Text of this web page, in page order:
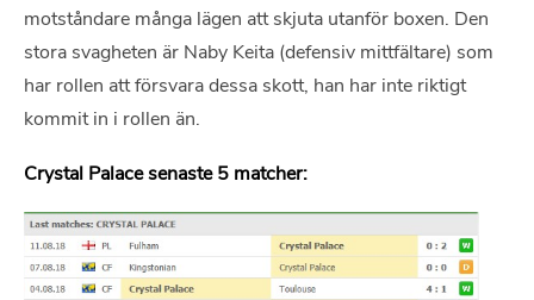
motståndare många lägen att skjuta utanför boxen. Den
stora svagheten är Naby Keita (defensiv mittfältare) som
har rollen att försvara dessa skott, han har inte riktigt
kommit in i rollen än.
Crystal Palace senaste 5 matcher: